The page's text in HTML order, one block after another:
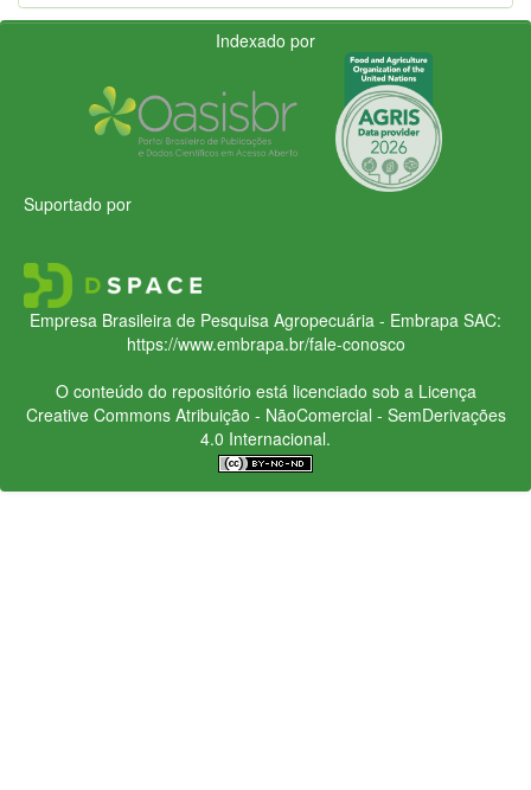
Indexado por
Suportado por
Empresa Brasileira de Pesquisa Agropecuária - Embrapa SAC:
https://www.embrapa.br/fale-conosco
O conteúdo do repositório está licenciado sob a Licença
Creative CommonsAtribuição - NãoComercial - SemDerivações
4.0 Internacional.